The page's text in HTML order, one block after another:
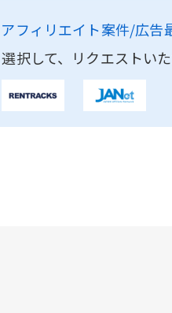
アフィリエイト案件/広告
択して、リクエストいた